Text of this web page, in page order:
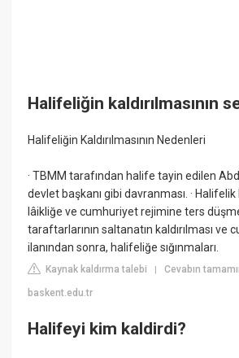
Halifeliğin kaldırılmasının
Halifeliğin Kaldırılmasının Nedenleri
· TBMM tarafından halife tayin edilen
devlet başkanı gibi davranması. ·
lâikliğe ve cumhuriyet rejimine ters
taraftarlarının saltanatın kaldırılması ve
ilanından sonra, halifeliğe sığınmaları.
Kaynak kaldırma talebi |Cevabın
baskent.edu.tr
Halifeyi kim kaldirdi?